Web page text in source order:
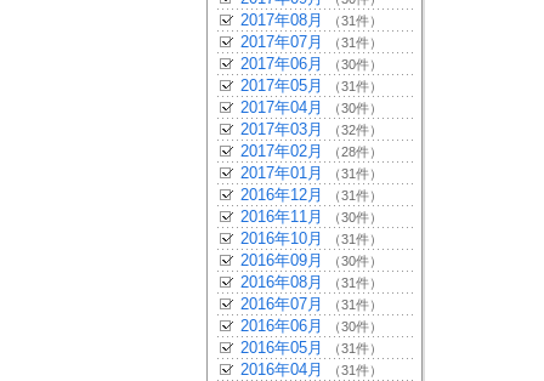
2017年08月 （31件）
2017年07月 （31件）
2017年06月 （30件）
2017年05月 （31件）
2017年04月 （30件）
2017年03月 （32件）
2017年02月 （28件）
2017年01月 （31件）
2016年12月 （31件）
2016年11月 （30件）
2016年10月 （31件）
2016年09月 （30件）
2016年08月 （31件）
2016年07月 （31件）
2016年06月 （30件）
2016年05月 （31件）
2016年04月 （31件）